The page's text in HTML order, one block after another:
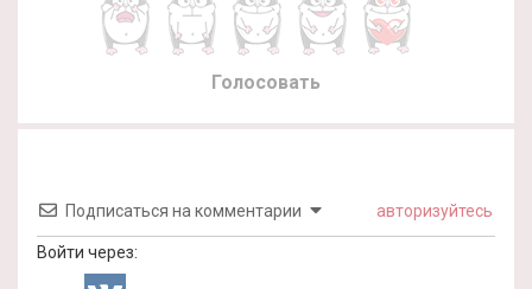
Голосовать
Подписаться на комментарии авторизуйтесь
Войти через: